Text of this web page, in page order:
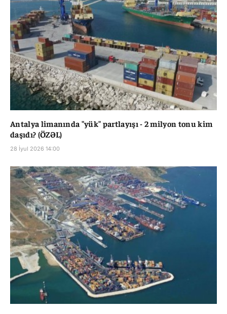
Antalya limanında "yük" partlayışı - 2 milyon tonu kim
daşıdı? (ÖZƏL)
28 İyul 2026 14:00